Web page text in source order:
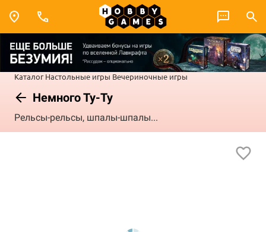
Каталог Настольные игры Вечериночные игры
Немного Ту-Ту
Рельсы-рельсы, шпалы-шпалы...